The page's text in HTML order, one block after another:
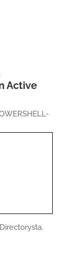
Active